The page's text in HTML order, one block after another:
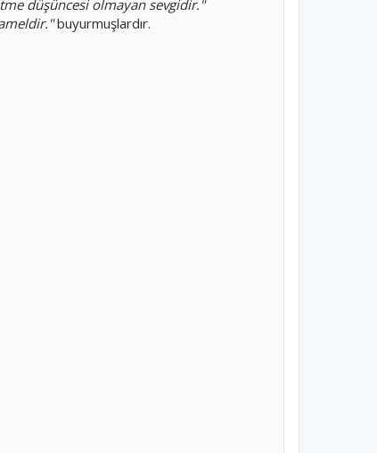
düşüncesi olmayan sevgidir."
buyurmuşlardır.